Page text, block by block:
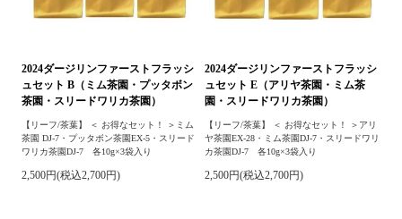
2024ダージリンファーストフラッシ
ュセット B（ミム茶園・プッタボン
茶園・スリードワリカ茶園）
【リーフ/茶葉】 ＜ お得なセット！ ＞ミム
茶園 DJ-7・プッタボン茶園EX-5・スリード
ワリカ茶園DJ-7 各10g×3袋入り
2,500円(税込2,700円)
2024ダージリンファーストフラッシ
ュセット E（アリヤ茶園・ミム茶
園・スリードワリカ茶園）
【リーフ/茶葉】 ＜ お得なセット！ ＞アリ
ヤ茶園EX-28・ミム茶園DJ-7・スリードワリ
カ茶園DJ-7 各10g×3袋入り
2,500円(税込2,700円)